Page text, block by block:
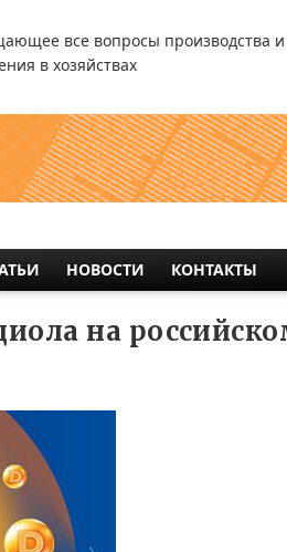
все вопросы производства и
в хозяйствах
НОВОСТИ КОНТАКТЫ
на